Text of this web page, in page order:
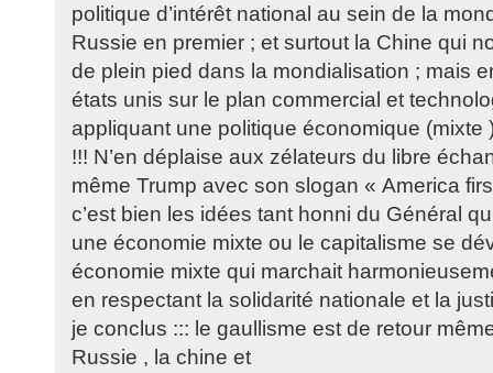
politique d’intérêt national au sein de la
Russie en premier ; et surtout la Chine qui
de plein pied dans la mondialisation ; mais
états unis sur le plan commercial et
appliquant une politique économique (mixte
!!! N’en déplaise aux zélateurs du libre
même Trump avec son slogan « America
c’est bien les idées tant honni du Général
une économie mixte ou le capitalisme se
économie mixte qui marchait
en respectant la solidarité nationale et la
je conclus ::: le gaullisme est de retour
Russie , la chine et